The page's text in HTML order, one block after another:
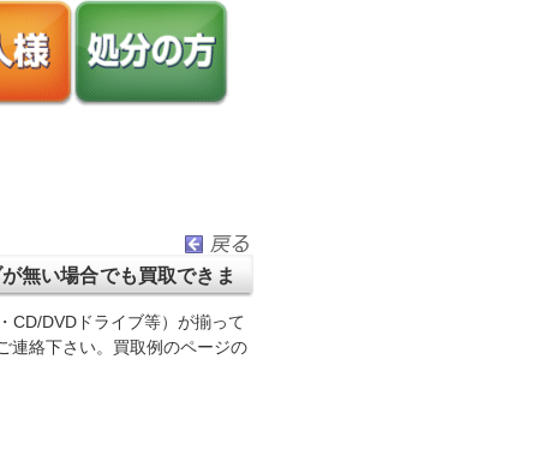
無い場合でも買取できま
CD/DVDドライブ等）が揃って
連絡下さい。買取例のページの